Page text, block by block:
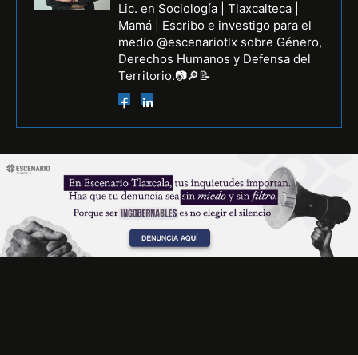
Lic. en Sociología | Tlaxcalteca |
Mamá | Escribo e investigo para el
medio @escenariotlx sobre Género,
Derechos Humanos y Defensa del
Territorio.📷🔎📝